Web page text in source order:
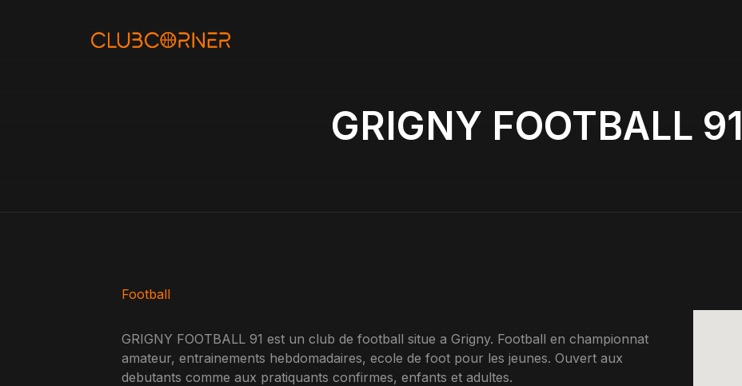
GRIGNY FOOTBALL 91
Football
GRIGNY FOOTBALL 91 est un club de football situe a Grigny. Football en championnat
amateur, entrainements hebdomadaires, ecole de foot pour les jeunes. Ouvert aux
debutants comme aux pratiquants confirmes, enfants et adultes.